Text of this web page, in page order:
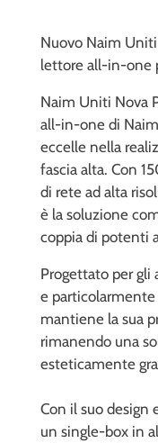
Nuovo Naim
lettore all-in-one
Naim Uniti Nova
all-in-one di
eccelle nella
fascia alta. Con
di rete ad alta
è la soluzione
coppia di potenti
Progettato per
e particolarmente
mantiene la sua
rimanendo una
esteticamente
Con il suo design
un single-box in